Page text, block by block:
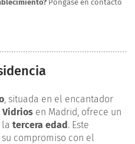
Póngase en contacto
, situada en el encantador
Vidrios en Madrid, ofrece un
tercera edad. Este
compromiso con el